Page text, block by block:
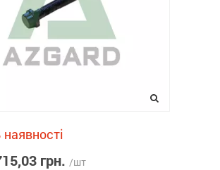
наявності
грн. /шт